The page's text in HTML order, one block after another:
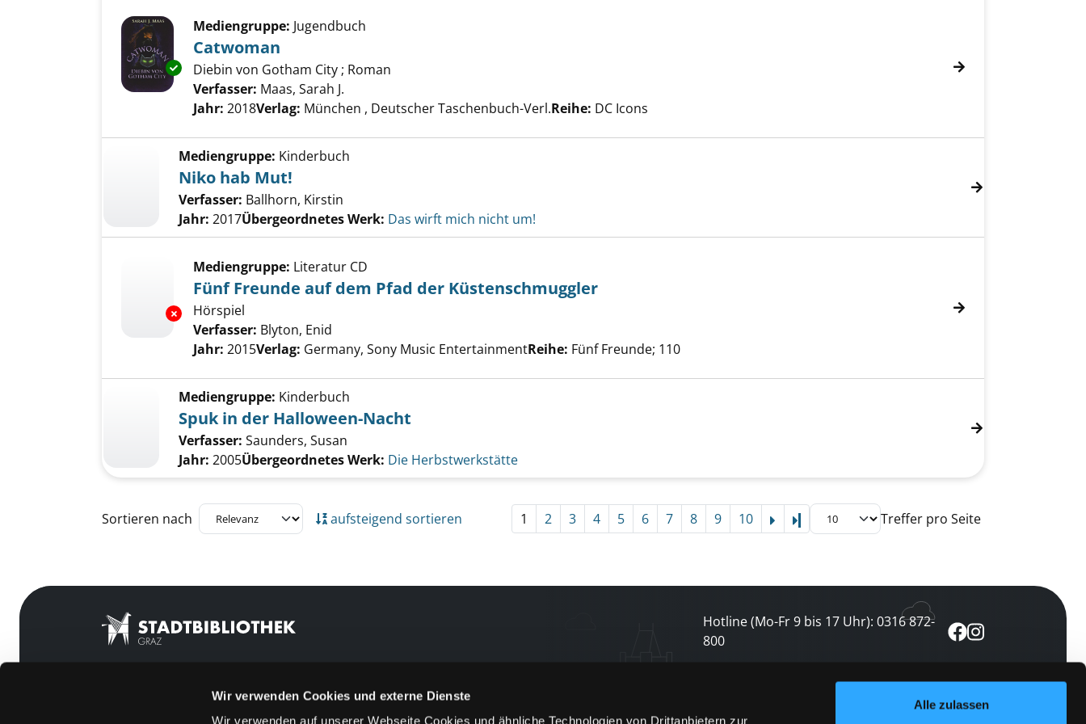
Wir verwenden Cookies und externe Dienste
Wir verwenden auf unserer Webseite Cookies und ähnliche Technologien von Drittanbietern zur
Alle zulassen
Exemplar-Details von Catwoman anzeigen
Mediengruppe: Jugendbuch
Catwoman
Diebin von Gotham City ; Roman
Verfasser: Maas, Sarah J.
Jahr: 2018Verlag: München , Deutscher Taschenbuch-Verl.Reihe: DC Icons
Mediengruppe: Kinderbuch
Niko hab Mut!
Verfasser: Ballhorn, Kirstin
Jahr: 2017Übergeordnetes Werk: Das wirft mich nicht um!
Exemplar-Details von Fünf Freunde auf dem Pfad der Küstenschmuggler anzeigen
Mediengruppe: Literatur CD
Fünf Freunde auf dem Pfad der Küstenschmuggler
Hörspiel
Verfasser: Blyton, Enid
Jahr: 2015Verlag: Germany, Sony Music EntertainmentReihe: Fünf Freunde; 110
Mediengruppe: Kinderbuch
Spuk in der Halloween-Nacht
Verfasser: Saunders, Susan
Jahr: 2005Übergeordnetes Werk: Die Herbstwerkstätte
Zu den Suchfiltern springen
Sortieren nach aufsteigend sortieren 1 2 3 4 5 6 7 8 9 10 Letzte Seite Treffer pro Seite
Hotline (Mo-Fr 9 bis 17 Uhr): 0316 872-
800
Feedback
Newsletter abonnieren